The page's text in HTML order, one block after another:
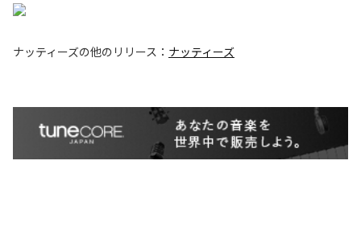
ナッティーズの他のリリース： ナッティーズ